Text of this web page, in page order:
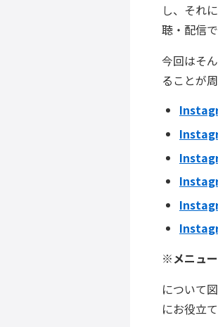
し、それ
聴・配信
今回はそ
ることが
※メニュ
について
にお役立